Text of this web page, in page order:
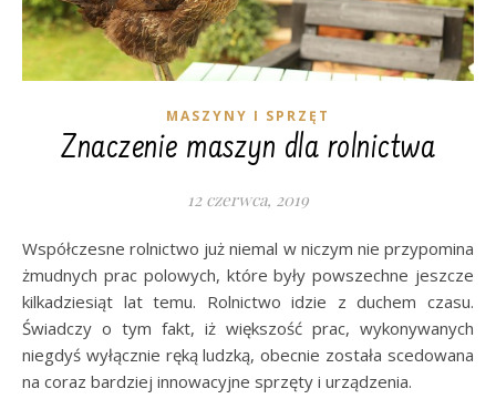
MASZYNY I SPRZĘT
Znaczenie maszyn dla rolnictwa
12 czerwca, 2019
Współczesne rolnictwo już niemal w niczym nie przypomina
żmudnych prac polowych, które były powszechne jeszcze
kilkadziesiąt lat temu. Rolnictwo idzie z duchem czasu.
Świadczy o tym fakt, iż większość prac, wykonywanych
niegdyś wyłącznie ręką ludzką, obecnie została scedowana
na coraz bardziej innowacyjne sprzęty i urządzenia.